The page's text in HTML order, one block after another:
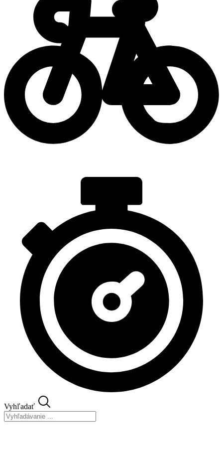
Vyhľadať